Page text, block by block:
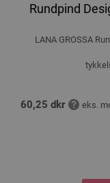
Rundpind
LANA GROSSA
60,25 dkr eks.